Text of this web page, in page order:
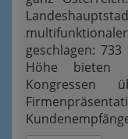
geschlagen:
Höhe bieten
Kongressen